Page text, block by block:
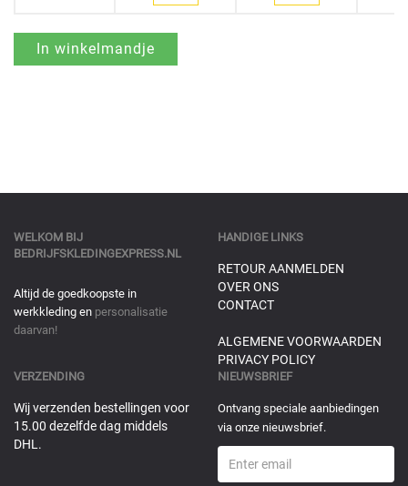
WELKOM BIJ
BEDRIJFSKLEDINGEXPRESS.NL
Altijd de goedkoopste in
werkkleding en personalisatie
daarvan!
HANDIGE LINKS
RETOUR AANMELDEN
OVER ONS
CONTACT
ALGEMENE VOORWAARDEN
PRIVACY POLICY
VERZENDING
Wij verzenden bestellingen voor
15.00 dezelfde dag middels
DHL.
NIEUWSBRIEF
Ontvang speciale aanbiedingen
via onze nieuwsbrief.